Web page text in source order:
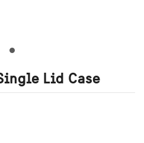
Lid Case